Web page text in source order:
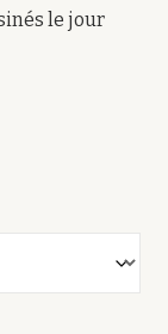
le jour